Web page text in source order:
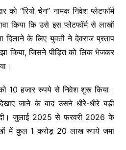
“रियो चेन” नामक निवेश प्लेटफॉर्म
किया कि उसे इस प्लेटफॉर्म से लाखों
के लिए युवती ने देवराज प्रताप
किया, जिसने पीड़ित को लिंक भेजकर
10 हजार रुपये से निवेश शुरू किया।
जाने के बाद उसने धीरे-धीरे बड़ी
जुलाई 2025 से फरवरी 2026 के
में कुल 1 करोड़ 20 लाख रुपये जमा